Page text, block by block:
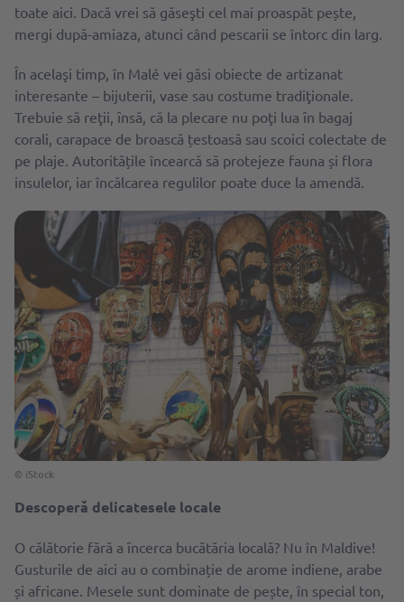
toate aici. Dacă vrei să găseşti cel mai proaspăt pește,
mergi după-amiaza, atunci când pescarii se întorc din larg.
În acelaşi timp, în Malé vei găsi obiecte de artizanat
interesante – bijuterii, vase sau costume tradiţionale.
Trebuie să reţii, ȋnsă, că la plecare nu poţi lua ȋn bagaj
corali, carapace de broască țestoasă sau scoici colectate de
pe plaje. Autoritățile încearcă să protejeze fauna și flora
insulelor, iar încălcarea regulilor poate duce la amendă.
© iStock
Descoperă delicatesele locale
O călătorie fără a ȋncerca bucătăria locală? Nu în Maldive!
Gusturile de aici au o combinație de arome indiene, arabe
și africane. Mesele sunt dominate de pește, în special ton,